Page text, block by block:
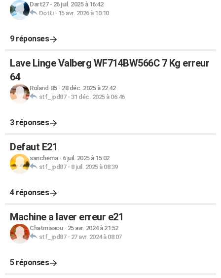
Dart27- 26 juil. 2025 à 16:42
Dotti- 15 avr. 2026 à 10:10
9 réponses
Lave Linge Valberg WF714BW566C 7 Kg erreur
64
Roland-85- 28 déc. 2025 à 22:42
stf_jpd87- 31 déc. 2025 à 06:46
3 réponses
Defaut E21
sanchema- 6 juil. 2025 à 15:02
stf_jpd87- 8 juil. 2025 à 08:39
4 réponses
Machine a laver erreur e21
Chatmiaaou- 25 avr. 2024 à 21:52
stf_jpd87- 27 avr. 2024 à 08:07
5 réponses